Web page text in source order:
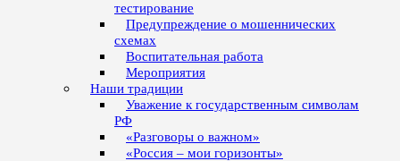
тестирование
Предупреждение о мошеннических
схемах
Воспитательная работа
Мероприятия
Наши традиции
Уважение к государственным символам
РФ
«Разговоры о важном»
«Россия – мои горизонты»